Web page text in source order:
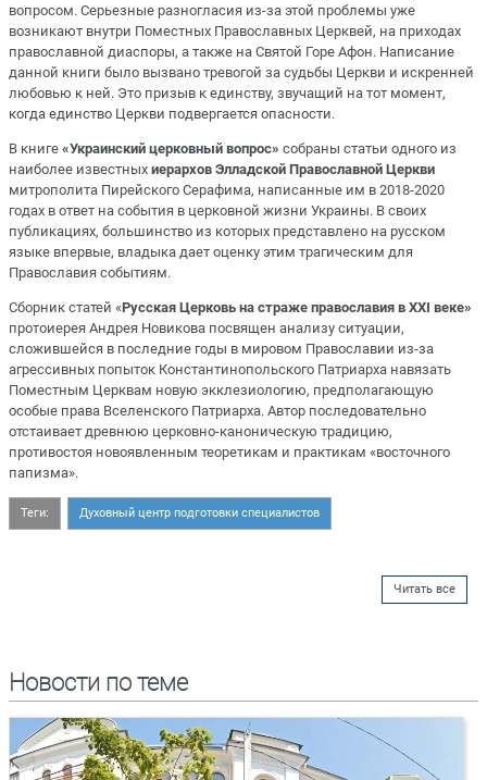
вопросом. Серьезные разногласия из-за этой проблемы уже
возникают внутри Поместных Православных Церквей, на приходах
православной диаспоры, а также на Святой Горе Афон. Написание
данной книги было вызвано тревогой за судьбы Церкви и искренней
любовью к ней. Это призыв к единству, звучащий на тот момент,
когда единство Церкви подвергается опасности.
В книге «Украинский церковный вопрос» собраны статьи одного из
наиболее известных иерархов Элладской Православной Церкви
митрополита Пирейского Серафима, написанные им в 2018-2020
годах в ответ на события в церковной жизни Украины. В своих
публикациях, большинство из которых представлено на русском
языке впервые, владыка дает оценку этим трагическим для
Православия событиям.
Сборник статей «Русская Церковь на страже православия в XXI веке»
протоиерея Андрея Новикова посвящен анализу ситуации,
сложившейся в последние годы в мировом Православии из-за
агрессивных попыток Константинопольского Патриарха навязать
Поместным Церквам новую экклезиологию, предполагающую
особые права Вселенского Патриарха. Автор последовательно
отстаивает древнюю церковно-каноническую традицию,
противостоя новоявленным теоретикам и практикам «восточного
папизма».
Теги: Духовный центр подготовки специалистов
Читать все
Новости по теме